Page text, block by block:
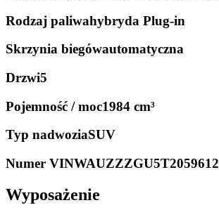
Rodzaj paliwahybryda Plug-in
Skrzynia biegówautomatyczna
Drzwi5
Pojemność / moc1984 cm³
Typ nadwoziaSUV
Numer VINWAUZZZGU5T2059612
Wyposażenie